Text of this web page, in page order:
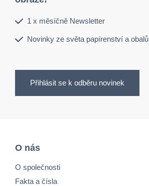
1 x měsíčně Newsletter
Novinky ze světa papírenství a obalů
Přihlásit se k odběru novinek
O nás
O společnosti
Fakta a čísla